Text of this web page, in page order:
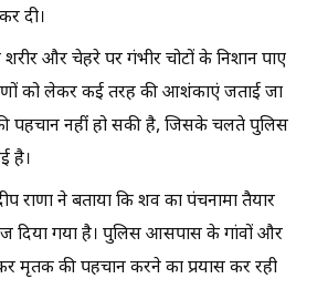
दी।
और चेहरे पर गंभीर चोटों के निशान पाए
को लेकर कई तरह की आशंकाएं जताई जा
पहचान नहीं हो सकी है, जिसके चलते पुलिस
है।
राणा ने बताया कि शव का पंचनामा तैयार
दिया गया है। पुलिस आसपास के गांवों और
मृतक की पहचान करने का प्रयास कर रही